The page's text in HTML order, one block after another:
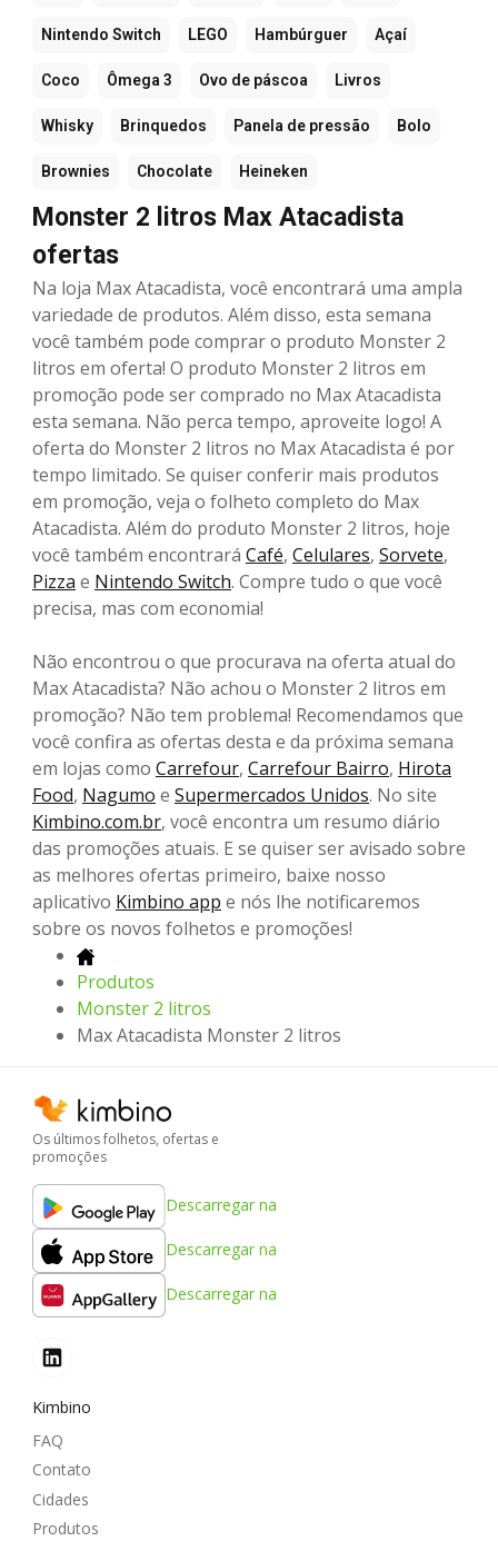
Nintendo Switch LEGO Hambúrguer Açaí
Coco Ômega 3 Ovo de páscoa Livros
Whisky Brinquedos Panela de pressão Bolo
Brownies Chocolate Heineken
Monster 2 litros Max Atacadista
ofertas
Na loja Max Atacadista, você encontrará uma ampla
variedade de produtos. Além disso, esta semana
você também pode comprar o produto Monster 2
litros em oferta! O produto Monster 2 litros em
promoção pode ser comprado no Max Atacadista
esta semana. Não perca tempo, aproveite logo! A
oferta do Monster 2 litros no Max Atacadista é por
tempo limitado. Se quiser conferir mais produtos
em promoção, veja o folheto completo do Max
Atacadista. Além do produto Monster 2 litros, hoje
você também encontrará Café, Celulares, Sorvete,
Pizza e Nintendo Switch. Compre tudo o que você
precisa, mas com economia!
Não encontrou o que procurava na oferta atual do
Max Atacadista? Não achou o Monster 2 litros em
promoção? Não tem problema! Recomendamos que
você confira as ofertas desta e da próxima semana
em lojas como Carrefour, Carrefour Bairro, Hirota
Food, Nagumo e Supermercados Unidos. No site
Kimbino.com.br, você encontra um resumo diário
das promoções atuais. E se quiser ser avisado sobre
as melhores ofertas primeiro, baixe nosso
aplicativo Kimbino app e nós lhe notificaremos
sobre os novos folhetos e promoções!
Produtos
Monster 2 litros
Max Atacadista Monster 2 litros
Os últimos folhetos, ofertas e
promoções
Descarregar na
Descarregar na
Descarregar na
Kimbino
FAQ
Contato
Cidades
Produtos